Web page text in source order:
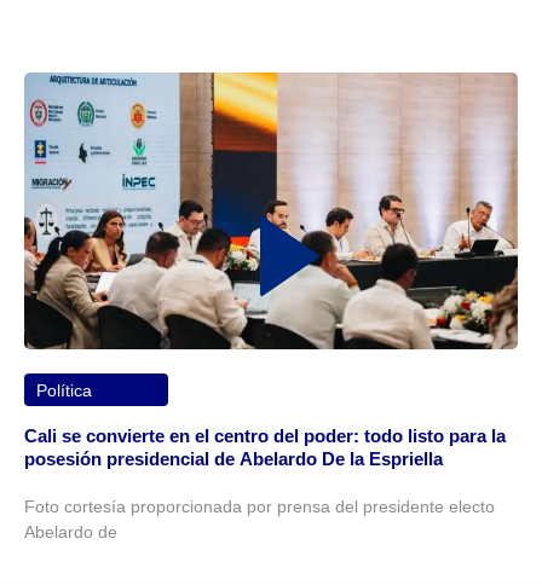
Política
Cali se convierte en el centro del poder: todo listo para la
posesión presidencial de Abelardo De la Espriella
Foto cortesía proporcionada por prensa del presidente electo
Abelardo de